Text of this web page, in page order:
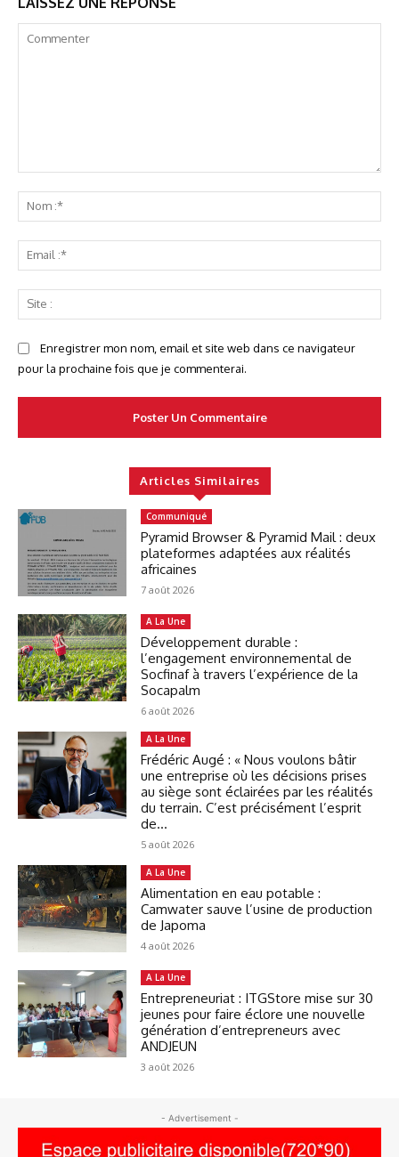
:*
:*
:
Enregistrer mon nom, email et site web dans ce navigateur
pour la prochaine fois que je commenterai.
Articles Similaires
Communiqué
Pyramid Browser & Pyramid Mail : deux
plateformes adaptées aux réalités
africaines
7 août 2026
A La Une
Développement durable :
l’engagement environnemental de
Socfinaf à travers l’expérience de la
Socapalm
6 août 2026
A La Une
Frédéric Augé : « Nous voulons bâtir
une entreprise où les décisions prises
au siège sont éclairées par les réalités
du terrain. C’est précisément l’esprit
de...
5 août 2026
A La Une
Alimentation en eau potable :
Camwater sauve l’usine de production
de Japoma
4 août 2026
A La Une
Entrepreneuriat : ITGStore mise sur 30
jeunes pour faire éclore une nouvelle
génération d’entrepreneurs avec
ANDJEUN
3 août 2026
- Advertisement -